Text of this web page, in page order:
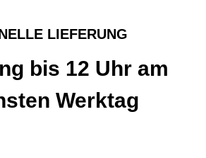
LIEFERUNG
bis 12 Uhr am
Werktag